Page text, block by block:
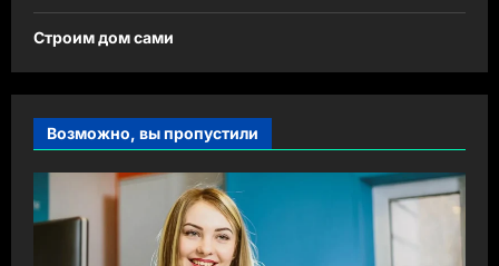
Строим дом сами
Возможно, вы пропустили